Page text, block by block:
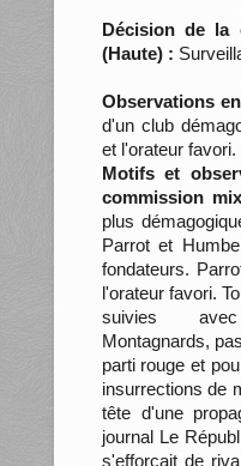
Décision de la
(Haute) :
Observations
d'un club
et l'orateur favori.
Motifs et
commission
plus
Parrot et
fondateurs.
l'orateur favori.
suivies
Montagnards,
parti rouge et
insurrections de
tête d'une
journal Le
s'efforçait de